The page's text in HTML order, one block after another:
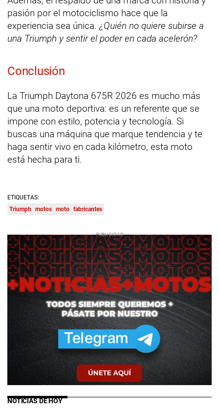
pasión por el motociclismo hace que la
experiencia sea única. ¿Quién no quiere subirse a
una Triumph y sentir el poder en cada acelerón?
Conclusión
La Triumph Daytona 675R 2026 es mucho más
que una moto deportiva: es un referente que se
impone con estilo, potencia y tecnología. Si
buscas una máquina que marque tendencia y te
haga sentir vivo en cada kilómetro, esta moto
está hecha para ti.
ETIQUETAS:
Triumph
motos moto fabricantes
NOTICIAS DE HOY